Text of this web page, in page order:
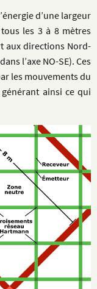
d’une largeur
les 3 à 8 mètres
aux directions Nord-
l’axe NO-SE). Ces
les mouvements du
ainsi ce qui